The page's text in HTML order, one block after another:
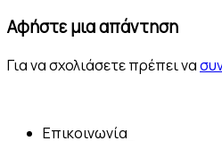
Αφήστε μια απάντηση
Για να σχολιάσετε πρέπει να
Επικοινωνία